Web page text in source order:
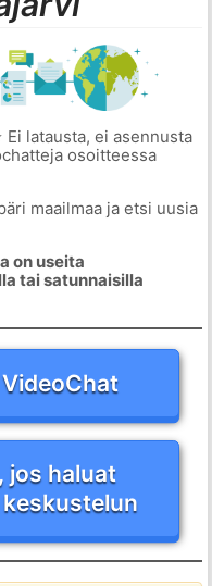
Ei latausta, ei asennusta
osoitteessa
maailmaa ja etsi uusia
on useita
tai satunnaisilla
jos haluat